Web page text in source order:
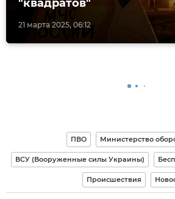
21 марта 2025, 06:12
"квадратов"
ПВО Министерство
ВСУ (Вооруженные силы Украины)
Происшествия